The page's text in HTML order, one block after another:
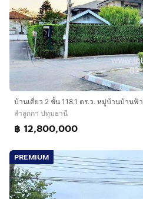
ลำลูกกา ปทุมธานี
฿ 12,800,000
PREMIUM